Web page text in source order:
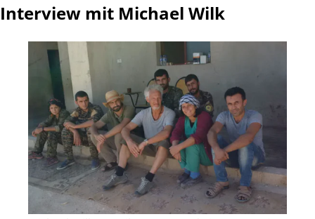
Interview mit Michael Wilk